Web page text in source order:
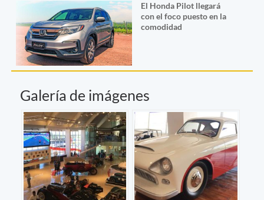
El Honda Pilot llegará
con el foco puesto en la
comodidad
Galería de imágenes